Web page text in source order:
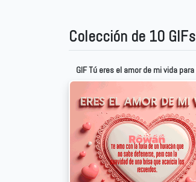
Colección de 10
GIF Tú eres el amor de mi vida